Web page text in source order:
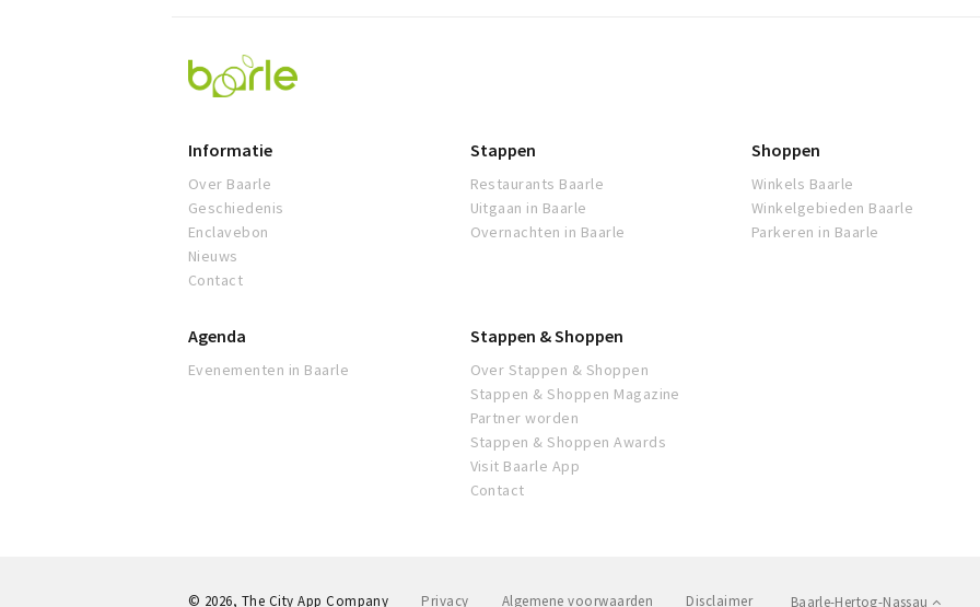
Visit
Baarle
Informatie
Over Baarle
Geschiedenis
Enclavebon
Nieuws
Contact
Stappen
Restaurants Baarle
Uitgaan in Baarle
Overnachten in Baarle
Shoppen
Winkels Baarle
Winkelgebieden Baarle
Parkeren in Baarle
Agenda
Evenementen in Baarle
Stappen & Shoppen
Over Stappen & Shoppen
Stappen & Shoppen Magazine
Partner worden
Stappen & Shoppen Awards
Visit Baarle App
Contact
Privacy Algemene voorwaarden Disclaimer Baarle-Hertog-Nassau
© 2026, The City App Company